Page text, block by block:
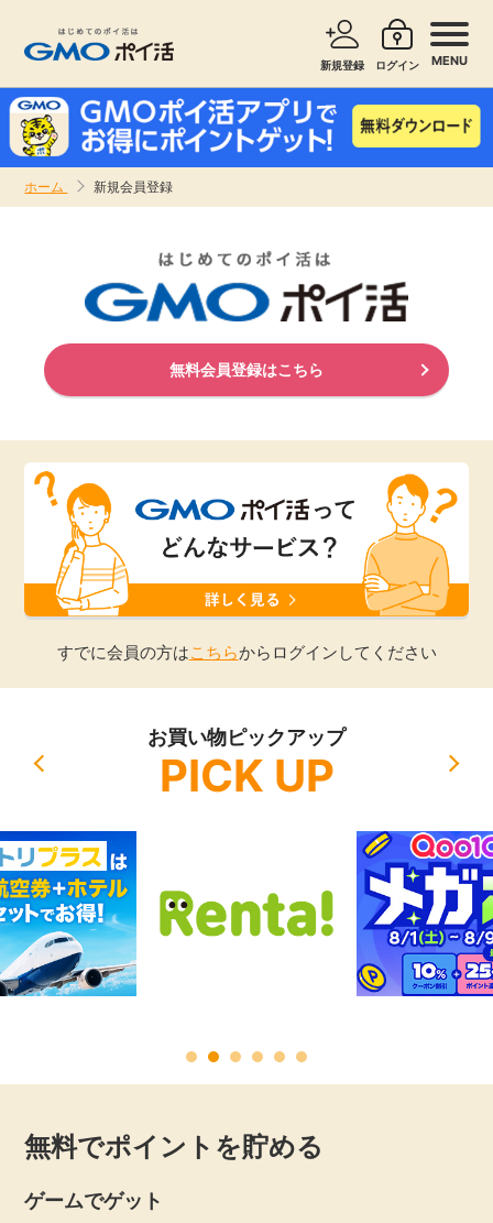
新規登録 ログイン MENU
ホーム 新規会員登録
お知らせ
無料
即日還元
アンケート
ゲーム
お友達紹介
カード比較
GMOポイ活の使い方
ヘルプセンター
サービスで探す ショッピングで探す
無料サービス
エンタメ
暮らし
引っ越し
買取・査定
学び
美容・健康
銀行・金融・投資
家計の固定費
無料会員登録はこちら
すでに会員の方はこちらからログインしてください
お買い物ピックアップ
PICK UP
無料でポイントを貯める
ゲームでゲット